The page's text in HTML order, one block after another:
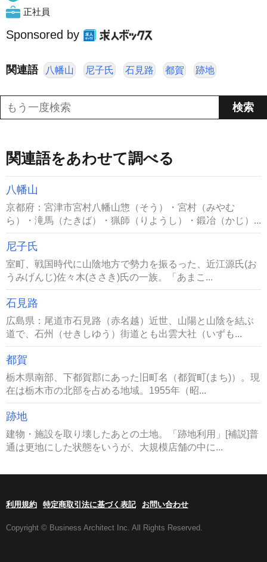
正社員
Sponsored by
関連語 八幡山 尼子氏 石見路 都賀 跡地
関連語をあわせて調べる
八幡山
京都府：宮津市宮村八幡山惣（そう）・宮村（みやむ
ら）・滝馬（たきば）・猟師（りようし）・鍛冶（かじ）...
尼子氏
室町、戦国時代に山陰地方で勢力を振るった、近江源氏(お
うみげんじ)佐々木(ささき)氏の一族。「あまこ...
石見路
広島県：尾道市石見路（赤名越）近世、山陽と山陰を結ぶ
道で、石州（せきしゆう）街道とも出雲大社（いずも...
都賀
栃木県南部、下都賀郡にあった旧町名（都賀町(まち)）。現
在は栃木市の北部を占める地域。1955年（昭...
跡地
建物・施設を取り壊したあとの土地。「跡地利用」[補説]普
通は更地にした状態をいうが、大規模店舗の中に...
利用規約 特定商取引法に基づく表記 お問い合わせ
Copyright © Business Architect Inc. All Rights Reserved.